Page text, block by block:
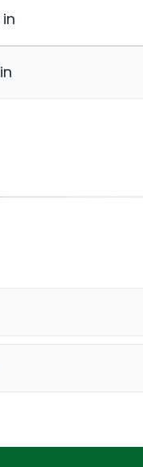
in
CenturionPro